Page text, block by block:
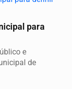
para
e
de